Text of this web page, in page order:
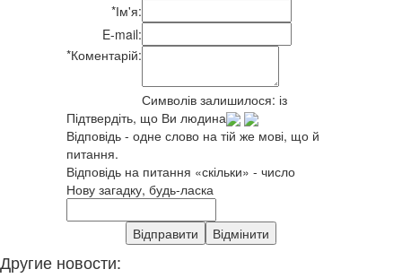
*Ім'я:
E-mail:
*Коментарій:
Символів залишилося: із
Підтвердіть, що Ви людина
Відповідь - одне слово на тій же мові, що й
питання.
Відповідь на питання «скільки» - число
Нову загадку, будь-ласка
Другие новости: